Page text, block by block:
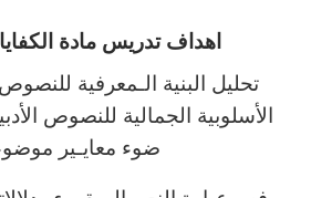
اهداف تدريس مادة
تحليل البنية الـمعرفية للنصوص
الأسلوبية الجمالية للنصوص
ضوء معايـير